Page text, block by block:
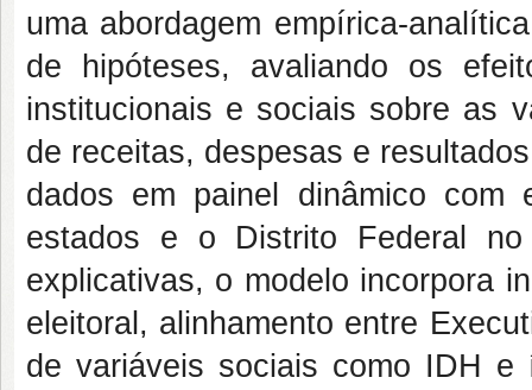
uma abordagem empírica-
de hipóteses, avaliando os
institucionais e sociais sobre as
de receitas, despesas e
dados em painel dinâmico com
estados e o Distrito Federal
explicativas, o modelo incorpora
eleitoral, alinhamento entre
de variáveis sociais como IDH